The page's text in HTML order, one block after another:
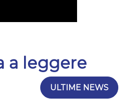
a leggere
ULTIME NEWS